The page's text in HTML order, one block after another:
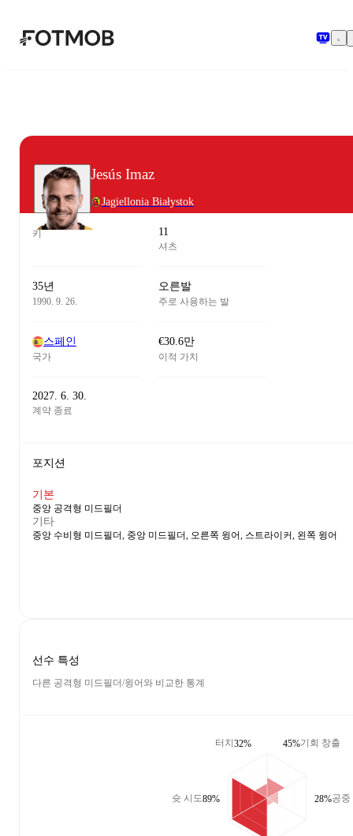
본문으로 건너뛰기
Jesús Imaz
Jagiellonia Białystok
키 11
셔츠
35년
1990. 9. 26.
오른발
주로 사용하는 발
스페인
국가
€30.6만
이적 가치
2027. 6. 30.
계약 종료
포지션
기본
중앙 공격형 미드필더
기타
중앙 수비형 미드필더, 중앙 미드필더, 오른쪽 윙어, 스트라이커, 왼쪽 윙어
선수 특성
다른 공격형 미드필더/윙어와 비교한 통계
터치32%
슛 시도89%
기회 창출
45%
공중
28%